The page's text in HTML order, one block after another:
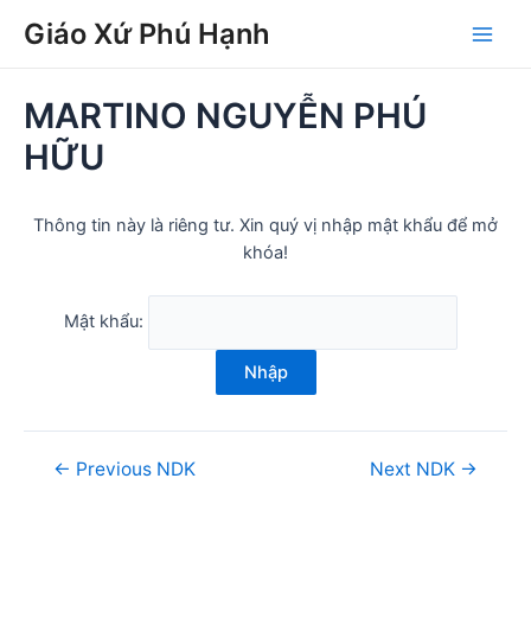
Giáo Xứ Phú Hạnh
Main
MARTINO NGUYỄN PHÚ
HỮU
Thông tin này là riêng tư. Xin quý vị nhập mật khẩu để mở
khóa!
Mật khẩu:
Nhập
navigation
← Previous NDK Next NDK →